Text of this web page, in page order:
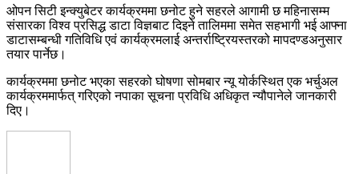
ओपन सिटी इन्क्युबेटर कार्यक्रममा छनोट हुने सहरले आगामी छ महिनासम्म
संसारका विश्व प्रसिद्ध डाटा विज्ञबाट दिइने तालिममा समेत सहभागी भई आफ्ना
डाटासम्बन्धी गतिविधि एवं कार्यक्रमलाई अन्तर्राष्ट्रियस्तरको मापदण्डअनुसार
तयार पार्नेछ।
कार्यक्रममा छनोट भएका सहरको घोषणा सोमबार न्यू योर्कस्थित एक भर्चुअल
कार्यक्रममार्फत् गरिएको नपाका सूचना प्रविधि अधिकृत न्यौपानेले जानकारी
दिए।